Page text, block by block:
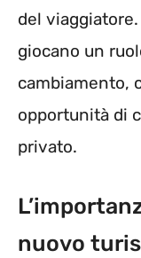
del
giocano un
cambiamento,
opportunità di
privato.
nuovo